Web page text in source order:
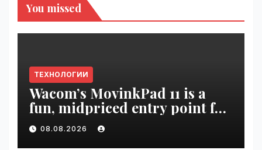
You missed
ТЕХНОЛОГИИ
Wacom’s MovinkPad 11 is a
fun, midpriced entry point for
digital artists | VseTime.ru
08.08.2026